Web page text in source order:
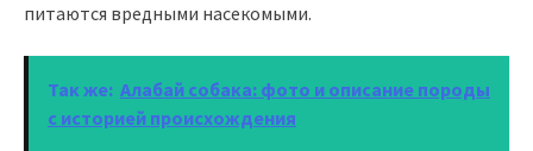
питаются вредными насекомыми.
Так же: Алабай собака: фото и описание породы
с историей происхождения